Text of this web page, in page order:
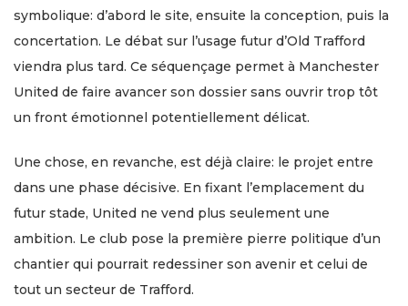
symbolique: d’abord le site, ensuite la conception, puis la
concertation. Le débat sur l’usage futur d’Old Trafford
viendra plus tard. Ce séquençage permet à Manchester
United de faire avancer son dossier sans ouvrir trop tôt
un front émotionnel potentiellement délicat.
Une chose, en revanche, est déjà claire: le projet entre
dans une phase décisive. En fixant l’emplacement du
futur stade, United ne vend plus seulement une
ambition. Le club pose la première pierre politique d’un
chantier qui pourrait redessiner son avenir et celui de
tout un secteur de Trafford.